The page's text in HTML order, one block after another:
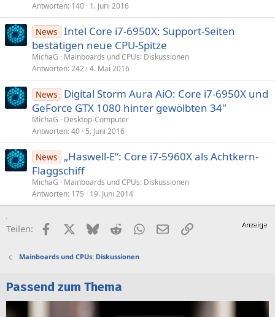
Antworten 140 1. Juni 2016
News Intel Core i7-6950X: Support-Seiten
bestätigen neue CPU-Spitze
MichaG
Mainboards und CPUs: Diskussionen
Antworten 242 4. Mai 2016
News
Digital Storm Aura AiO: Core i7-6950X und
GeForce GTX 1080 hinter gewölbten 34"
MichaG
Desktop-Computer
Antworten 40 5. Juni 2016
News
„Haswell-E“: Core i7-5960X als Achtkern-
Flaggschiff
MichaG
Mainboards und CPUs: Diskussionen
Antworten 175 19. Juni 2014
Teilen: FacebookX (Twitter)
BlueskyRedditWhatsApp
E-MailLink
Mainboards und CPUs: Diskussionen
Passend zum Thema